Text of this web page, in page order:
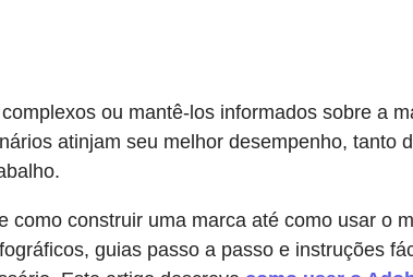
ou mantê-los informados sobre a
atinjam seu melhor desempenho, tanto
construir uma marca até como usar o
guias passo a passo e instruções